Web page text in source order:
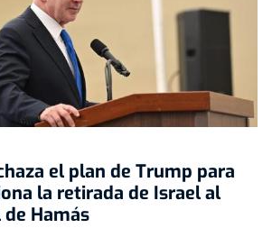
el plan de Trump para
la retirada de Israel al
Hamás